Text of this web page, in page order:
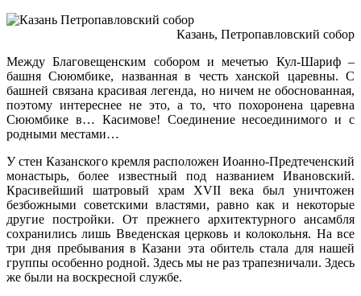
Казань, Петропавловский собор
Между Благовещенским собором и мечетью Кул-Шариф –
башня Сююмбике, названная в честь ханской царевны. С
башней связана красивая легенда, но ничем не обоснованная,
поэтому интереснее не это, а то, что похоронена царевна
Сююмбике в… Касимове! Соединение несоединимого и с
родными местами…
У стен Казанского кремля расположен Иоанно-Предтеченский
монастырь, более известный под названием Ивановский.
Красивейший шатровый храм XVII века был уничтожен
безбожными советскими властями, равно как и некоторые
другие постройки. От прежнего архитектурного ансамбля
сохранились лишь Введенская церковь и колокольня. На все
три дня пребывания в Казани эта обитель стала для нашей
группы особенно родной. Здесь мы не раз трапезничали. Здесь
же были на воскресной службе.